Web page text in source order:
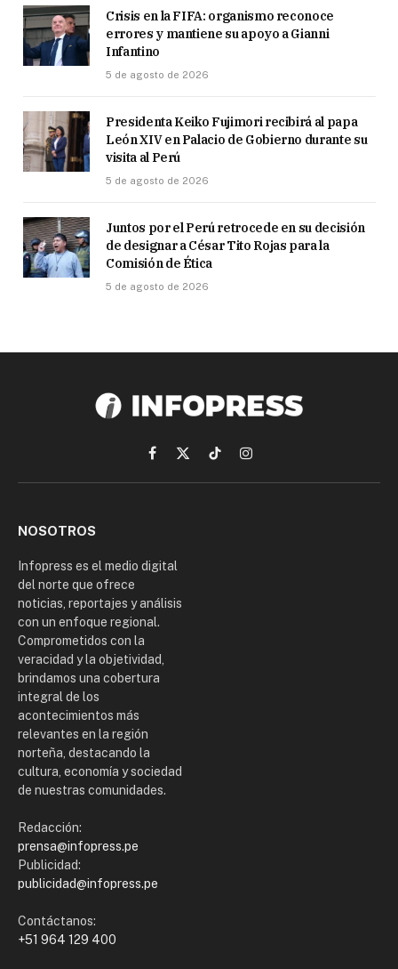
Crisis en la FIFA: organismo reconoce
errores y mantiene su apoyo a Gianni
Infantino
5 de agosto de 2026
Presidenta Keiko Fujimori recibirá al papa
León XIV en Palacio de Gobierno durante su
visita al Perú
5 de agosto de 2026
Juntos por el Perú retrocede en su decisión
de designar a César Tito Rojas para la
Comisión de Ética
5 de agosto de 2026
Facebook
X
(Twitter)
TikTokInstagram
NOSOTROS
Infopress es el medio digital
del norte que ofrece
noticias, reportajes y análisis
con un enfoque regional.
Comprometidos con la
veracidad y la objetividad,
brindamos una cobertura
integral de los
acontecimientos más
relevantes en la región
norteña, destacando la
cultura, economía y sociedad
de nuestras comunidades.
Redacción:
prensa@infopress.pe
Publicidad:
publicidad@infopress.pe
Contáctanos:
+51 964 129 400